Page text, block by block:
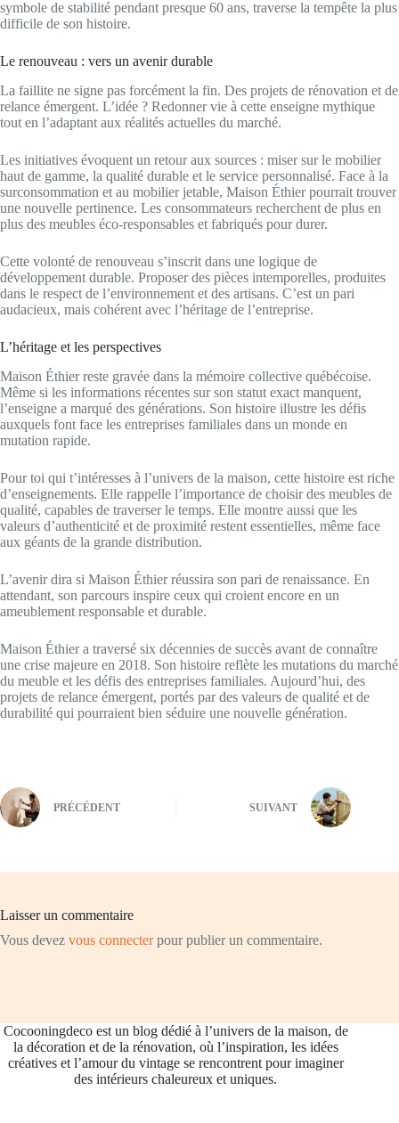
symbole de stabilité pendant presque 60 ans, traverse la tempête la plus
difficile de son histoire.
Le renouveau : vers un avenir durable
La faillite ne signe pas forcément la fin. Des projets de rénovation et de
relance émergent. L’idée ? Redonner vie à cette enseigne mythique
tout en l’adaptant aux réalités actuelles du marché.
Les initiatives évoquent un retour aux sources : miser sur le mobilier
haut de gamme, la qualité durable et le service personnalisé. Face à la
surconsommation et au mobilier jetable, Maison Éthier pourrait trouver
une nouvelle pertinence. Les consommateurs recherchent de plus en
plus des meubles éco-responsables et fabriqués pour durer.
Cette volonté de renouveau s’inscrit dans une logique de
développement durable. Proposer des pièces intemporelles, produites
dans le respect de l’environnement et des artisans. C’est un pari
audacieux, mais cohérent avec l’héritage de l’entreprise.
L’héritage et les perspectives
Maison Éthier reste gravée dans la mémoire collective québécoise.
Même si les informations récentes sur son statut exact manquent,
l’enseigne a marqué des générations. Son histoire illustre les défis
auxquels font face les entreprises familiales dans un monde en
mutation rapide.
Pour toi qui t’intéresses à l’univers de la maison, cette histoire est riche
d’enseignements. Elle rappelle l’importance de choisir des meubles de
qualité, capables de traverser le temps. Elle montre aussi que les
valeurs d’authenticité et de proximité restent essentielles, même face
aux géants de la grande distribution.
L’avenir dira si Maison Éthier réussira son pari de renaissance. En
attendant, son parcours inspire ceux qui croient encore en un
ameublement responsable et durable.
Maison Éthier a traversé six décennies de succès avant de connaître
une crise majeure en 2018. Son histoire reflète les mutations du marché
du meuble et les défis des entreprises familiales. Aujourd’hui, des
projets de relance émergent, portés par des valeurs de qualité et de
durabilité qui pourraient bien séduire une nouvelle génération.
PRÉCÉDENT SUIVANT
Laisser un commentaire
Vous devez vous connecterpour publier un commentaire.
Cocooningdeco est un blog dédié à l’univers de la maison, de
la décoration et de la rénovation, où l’inspiration, les idées
créatives et l’amour du vintage se rencontrent pour imaginer
des intérieurs chaleureux et uniques.